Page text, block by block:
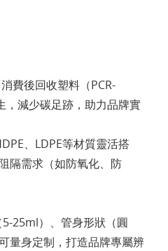
費後回收塑料（PCR-
，減少碳足跡，助力品牌實
、LDPE等材質靈活搭
隔需求（如防氧化、防
25ml）、管身形狀（圓
量身定制，打造品牌專屬辨